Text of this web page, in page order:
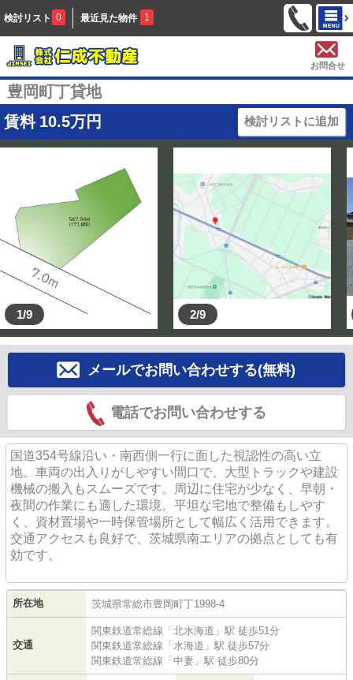
検討リスト 0 最近見た物件 1
お問合せ
豊岡町丁貸地
賃料 10.5万円 検討リストに追加
1/9 2/9
メールでお問い合わせする(無料)
電話でお問い合わせする
国道354号線沿い・南西側一行に面した視認性の高い立
地。車両の出入りがしやすい間口で、大型トラックや建設
機械の搬入もスムーズです。周辺に住宅が少なく、早朝・
夜間の作業にも適した環境。平坦な宅地で整備もしやす
く、資材置場や一時保管場所として幅広く活用できます。
交通アクセスも良好で、茨城県南エリアの拠点としても有
効です。
所在地 茨城県常総市豊岡町丁1998-4
交通
関東鉄道常総線 「 北水海道 」駅 徒歩51分
関東鉄道常総線 「 水海道 」駅 徒歩57分
関東鉄道常総線 「 中妻 」駅 徒歩80分